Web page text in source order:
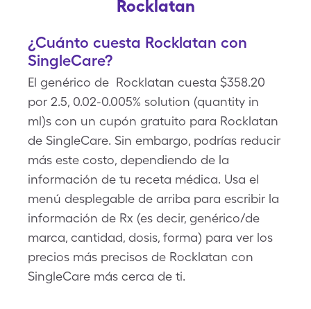
Rocklatan
¿Cuánto cuesta Rocklatan con
SingleCare?
El genérico de Rocklatan cuesta $358.20
por 2.5, 0.02-0.005% solution (quantity in
ml)s con un cupón gratuito para Rocklatan
de SingleCare. Sin embargo, podrías reducir
más este costo, dependiendo de la
información de tu receta médica. Usa el
menú desplegable de arriba para escribir la
información de Rx (es decir, genérico/de
marca, cantidad, dosis, forma) para ver los
precios más precisos de Rocklatan con
SingleCare más cerca de ti.